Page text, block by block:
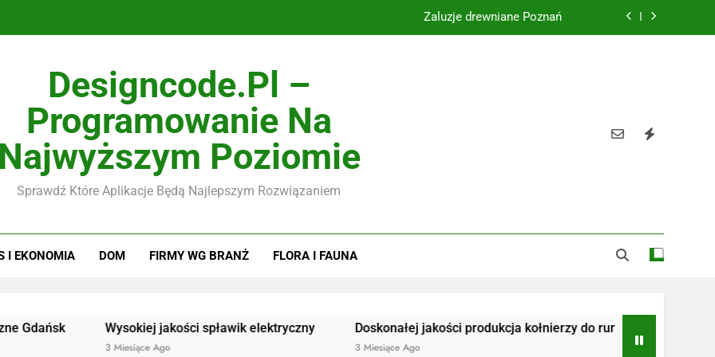
Żaluzje drewniane Poznań
Designcode.pl –
Programowanie Na
Najwyższym Poziomie
Sprawdź Które Aplikacje Będą Najlepszym Rozwiązaniem
I EKONOMIA DOM FIRMY WG BRANŻ FLORA I FAUNA
Wysokiej jakości spławik elektryczny
3 Miesiące Ago
Doskonałej jakości produkcja kołnierzy do rur
3 Miesiące Ago
Radiotelefony
3 Miesiące Ago